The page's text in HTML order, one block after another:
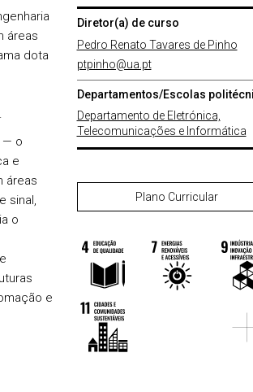
áreas
dota
— o
e
áreas
sinal,
o
e
Diretor(a) de curso
Pedro Renato Tavares de Pinho
ptpinho@ua.pt
Departamentos/Escolas
Departamento de Eletrónica,
Telecomunicações e Informática
Plano Curricular